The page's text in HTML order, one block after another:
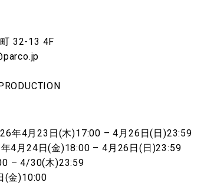
32-13 4F
年4月23日(木)17:00 – 4月26日(日)23:59
4月24日(金)18:00 – 4月26日(日)23:59
– 4/30(木)23:59
(金)10:00